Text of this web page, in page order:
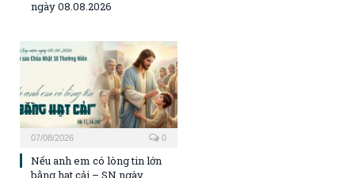
ngày 08.08.2026
07/08/2026 0
Nếu anh em có lòng tin lớn
bằng hạt cải – SN ngày